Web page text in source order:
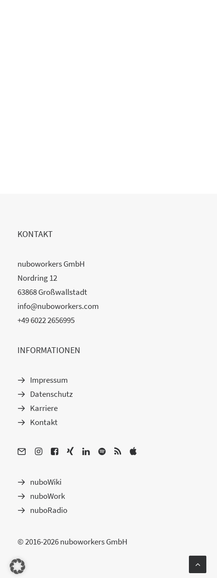
KONTAKT
nuboworkers GmbH
Nordring 12
63868 Großwallstadt
info@nuboworkers.com
+49 6022 2656995
INFORMATIONEN
Impressum
Datenschutz
Karriere
Kontakt
nuboWiki
nuboWork
nuboRadio
© 2016-2026 nuboworkers GmbH